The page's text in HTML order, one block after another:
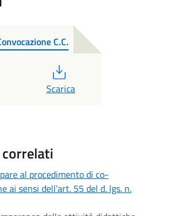
C.C.
Scarica
al procedimento di co-
ai sensi dell’art. 55 del d. lgs. n.